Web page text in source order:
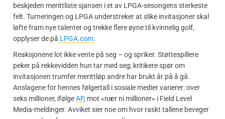
beskjeden merittliste sjansen i et av LPGA-sesongens sterkeste
felt. Turneringen og LPGA understreker at slike invitasjoner skal
løfte fram nye talenter og trekke flere øyne til kvinnelig golf,
opplyser de på LPGA.com.
Reaksjonene lot ikke vente på seg – og spriker. Støttespillere
peker på rekkevidden hun tar med seg; kritikere spør om
invitasjonen trumfer merittløp andre har brukt år på å gå.
Anslagene for hennes følgertall i sosiale medier varierer: over
seks millioner, ifølgeAP, mot «nær ni millioner» i Field Level
Media-meldinger. Avviket sier noe om hvor raskt tallene beveger